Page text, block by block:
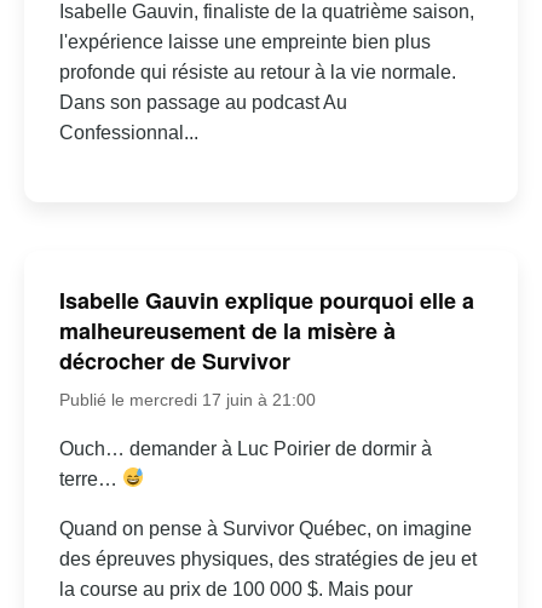
Isabelle Gauvin, finaliste de la quatrième saison,
l'expérience laisse une empreinte bien plus
profonde qui résiste au retour à la vie normale.
Dans son passage au podcast Au
Confessionnal...
Isabelle Gauvin explique pourquoi elle a
malheureusement de la misère à
décrocher de Survivor
Publié le mercredi 17 juin à 21:00
Ouch… demander à Luc Poirier de dormir à
terre…
Quand on pense à Survivor Québec, on imagine
des épreuves physiques, des stratégies de jeu et
la course au prix de 100 000 $. Mais pour